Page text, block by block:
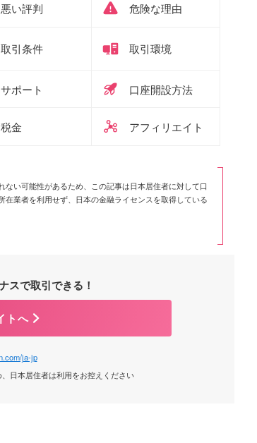
悪い評判 危険な理由
取引条件 取引環境
サポート 口座開設方法
税金 アフィリエイト
い可能性があるため、この記事は日本居住者に対して口
業者を利用せず、日本の金融ライセンスを取得している
スで取引できる！
トへ
ja-jp
日本居住者は利用をお控えください